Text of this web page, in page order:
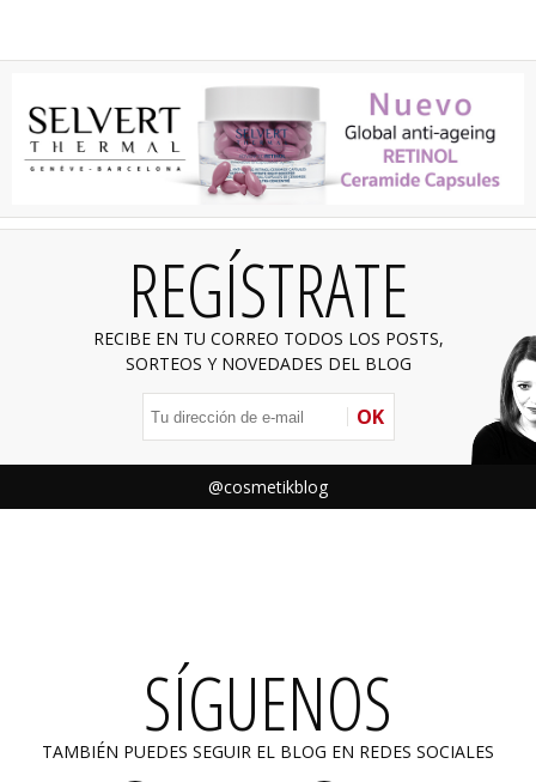
REGÍSTRATE
RECIBE EN TU CORREO TODOS LOS POSTS,
SORTEOS Y NOVEDADES DEL BLOG
OK
@cosmetikblog
SÍGUENOS
TAMBIÉN PUEDES SEGUIR EL BLOG EN REDES SOCIALES